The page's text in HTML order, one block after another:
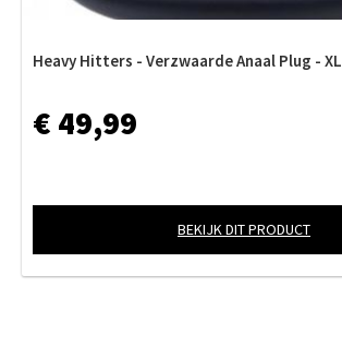
Heavy Hitters - Verzwaarde Anaal Plug - XL
€ 49,99
BEKIJK DIT PRODUCT